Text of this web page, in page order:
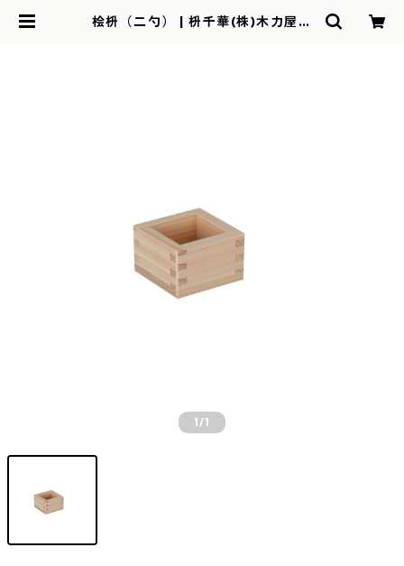
桧枡（二勺） | 枡千華(株)木力屋辻
1/1